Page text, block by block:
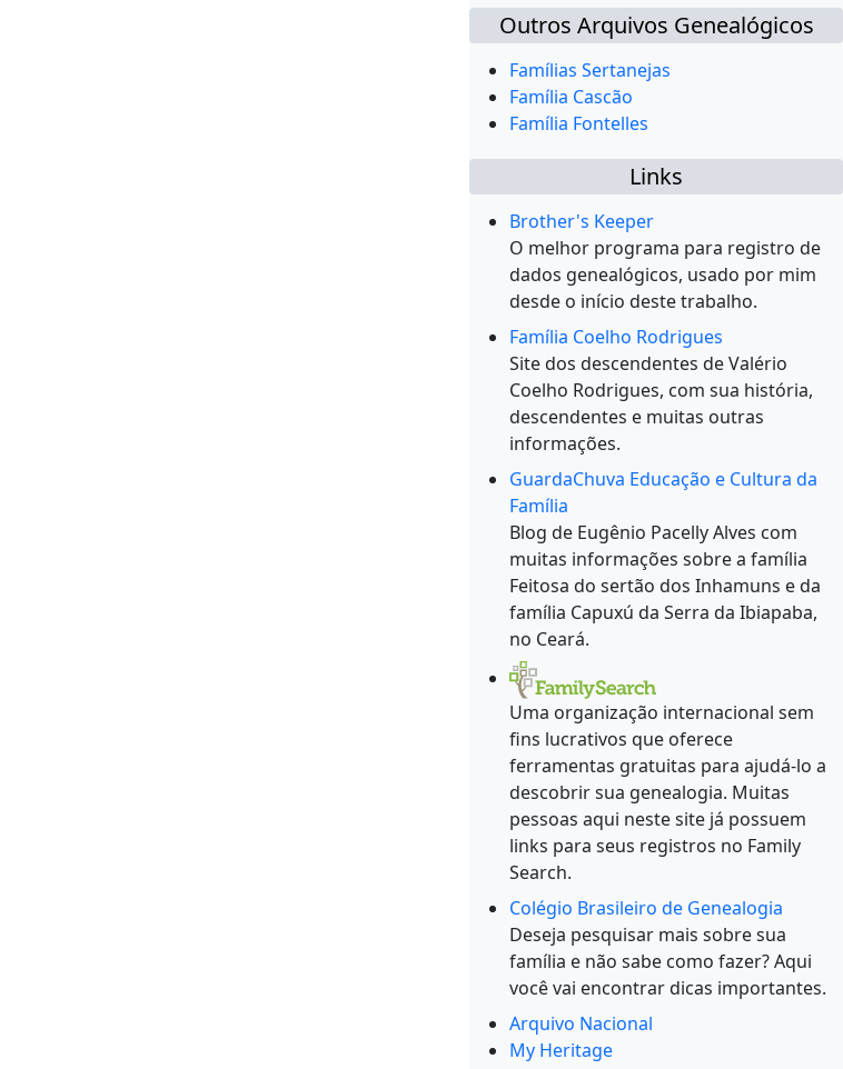
Outros Arquivos Genealógicos
Famílias Sertanejas
Família Cascão
Família Fontelles
Links
Brother's Keeper
O melhor programa para registro de
dados genealógicos, usado por mim
desde o início deste trabalho.
Família Coelho Rodrigues
Site dos descendentes de Valério
Coelho Rodrigues, com sua história,
descendentes e muitas outras
informações.
GuardaChuva Educação e Cultura da
Família
Blog de Eugênio Pacelly Alves com
muitas informações sobre a família
Feitosa do sertão dos Inhamuns e da
família Capuxú da Serra da Ibiapaba,
no Ceará.
Uma organização internacional sem
fins lucrativos que oferece
ferramentas gratuitas para ajudá-lo a
descobrir sua genealogia. Muitas
pessoas aqui neste site já possuem
links para seus registros no Family
Search.
Colégio Brasileiro de Genealogia
Deseja pesquisar mais sobre sua
família e não sabe como fazer? Aqui
você vai encontrar dicas importantes.
Arquivo Nacional
My Heritage